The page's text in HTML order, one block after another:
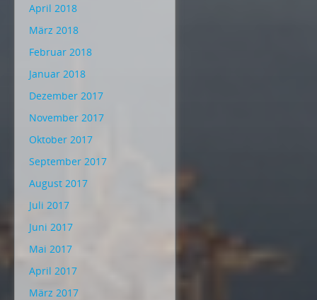
April 2018
März 2018
Februar 2018
Januar 2018
Dezember 2017
November 2017
Oktober 2017
September 2017
August 2017
Juli 2017
Juni 2017
Mai 2017
April 2017
März 2017